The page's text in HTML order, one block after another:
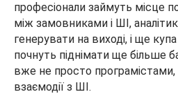
професіонали займуть місце
між замовниками і ШІ,
генерувати на виході, і ще
почнуть піднімати ще більше
вже не просто програмістами,
взаємодії з ШІ.